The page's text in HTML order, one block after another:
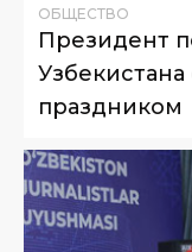
ОБЩЕСТВО
Президент
праздником